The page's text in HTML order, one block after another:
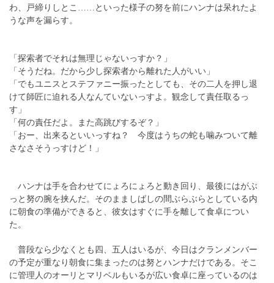
わ、戸締りしとこ……といった様子の努を前にハンナは呆れたよ
うな声を漏らす。
「探索者でそれは無理じゃないっすか？」
「そうだね。だから少し探索者から離れた人がいい」
「でもユニスとステファニー振ったとしても、その二人を押し退
けて師匠に迫れる人なんていないっすよ。観念して責任取るっ
す」
「何の責任だよ。また高跳びするぞ？」
「おー、出来るといいっすね？ 今度はうちの蛇も噛みついて離
さなさそうっすけど！」
ハンナは手を合わせてにょろにょろと動き回り、最後にはがぶ
っと努の腕を挟んだ。そのまましばしの間ぶらぶらとしている内
に朝食の準備ができると、彼女はすぐに手を離して食卓につい
た。
普段なら少なくとも四、五人はいるが、今日はクランメンバー
の予定が重なり朝食に集まったのは努とハンナだけである。そこ
に管理人のオーリとマリベルもいるが広い食卓に座っているのは